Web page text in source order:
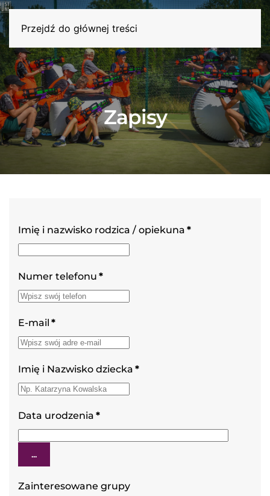
Przejdź do głównej treści
Zapisy
Imię i nazwisko rodzica / opiekuna *
Numer telefonu *
E-mail *
Imię i Nazwisko dziecka *
Data urodzenia *
...
Zainteresowane grupy